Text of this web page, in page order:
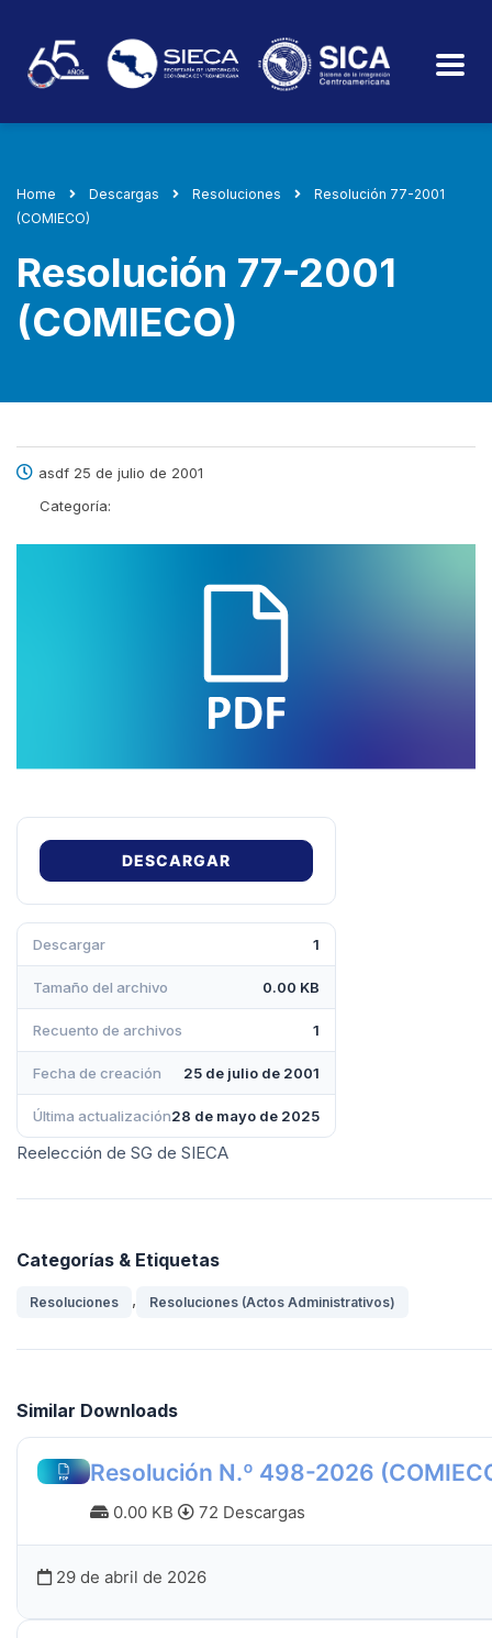
Home Descargas Resoluciones
Resolución 77-2001
(COMIECO)
Resolución 77-2001
(COMIECO)
asdf 25 de julio de 2001
Categoría:
DESCARGAR
Descargar 1
Tamaño del archivo 0.00 KB
Recuento de archivos 1
Fecha de creación 25 de julio de 2001
Última actualización28 de mayo de 2025
Reelección de SG de SIECA
Categorías & Etiquetas
Resoluciones , Resoluciones (Actos Administrativos)
Similar Downloads
Resolución N.º 498-2026
0.00 KB 72 Descargas
29 de abril de 2026